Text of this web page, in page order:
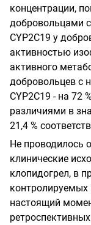
концентрации,
добровольцами
CYP2C19 у
активностью
активного
добровольцев с
CYP2C19 - на 72
различиями в
21,4 %
Не проводилось
клинические
клопидогрел, в
контролируемых
настоящий